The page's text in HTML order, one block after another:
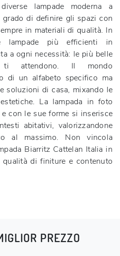
lampade moderna a
di definire gli spazi con
in materiali di qualità. In
lampade più efficienti in
a ogni necessità: le più belle
attendono. Il mondo
di un alfabeto specifico ma
soluzioni di casa, mixando le
La lampada in foto
con le sue forme si inserisce
abitativi, valorizzandone
al massimo. Non vincola
Biarritz Cattelan Italia in
qualità di finiture e contenuto
PREZZO